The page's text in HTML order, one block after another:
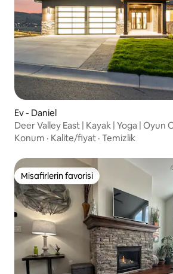
Ev - Daniel
Deer Valley East | Kayak | Yoga | Oyun
Konum · Kalite/fiyat · Temizlik
Misafirlerin favorisi
Misafirlerin favorisi